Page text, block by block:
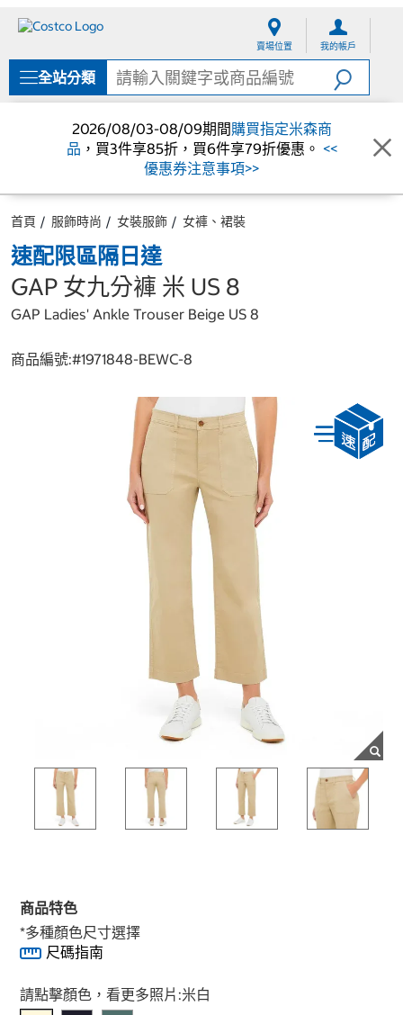
單
賣場位置 我的帳戶
全站分類
2026/08/03-08/09期間購買指定米森商
品 ，買3件享85折，買6件享79折優惠。 <<
優惠券注意事項>>
首頁 服飾時尚 女裝服飾 女褲、裙裝
速配限區隔日達
GAP 女九分褲 米 US 8
GAP Ladies' Ankle Trouser Beige US 8
商品編號:#1971848-BEWC-8
商品特色
*多種顏色尺寸選擇
尺碼指南
Select product
請點擊顏色，看更多照片:米白